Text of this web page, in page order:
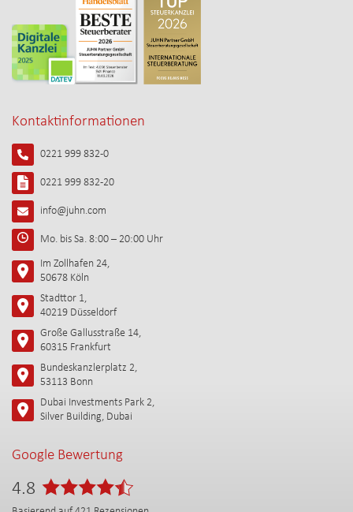
Kontaktinformationen
0221 999 832-0
0221 999 832-20
info@juhn.com
Mo. bis Sa. 8:00 – 20:00 Uhr
Im Zollhafen 24,
50678 Köln
Stadttor 1,
40219 Düsseldorf
Große Gallusstraße 14,
60315 Frankfurt
Bundeskanzlerplatz 2,
53113 Bonn
Dubai Investments Park 2,
Silver Building, Dubai
Google Bewertung
4.8